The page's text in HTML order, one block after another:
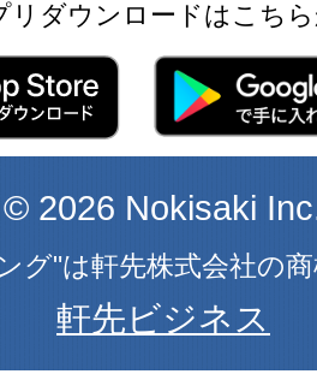
リダウンロードはこち
© 2026 Nokisaki
グ"は軒先株式会社の
軒先ビジネス